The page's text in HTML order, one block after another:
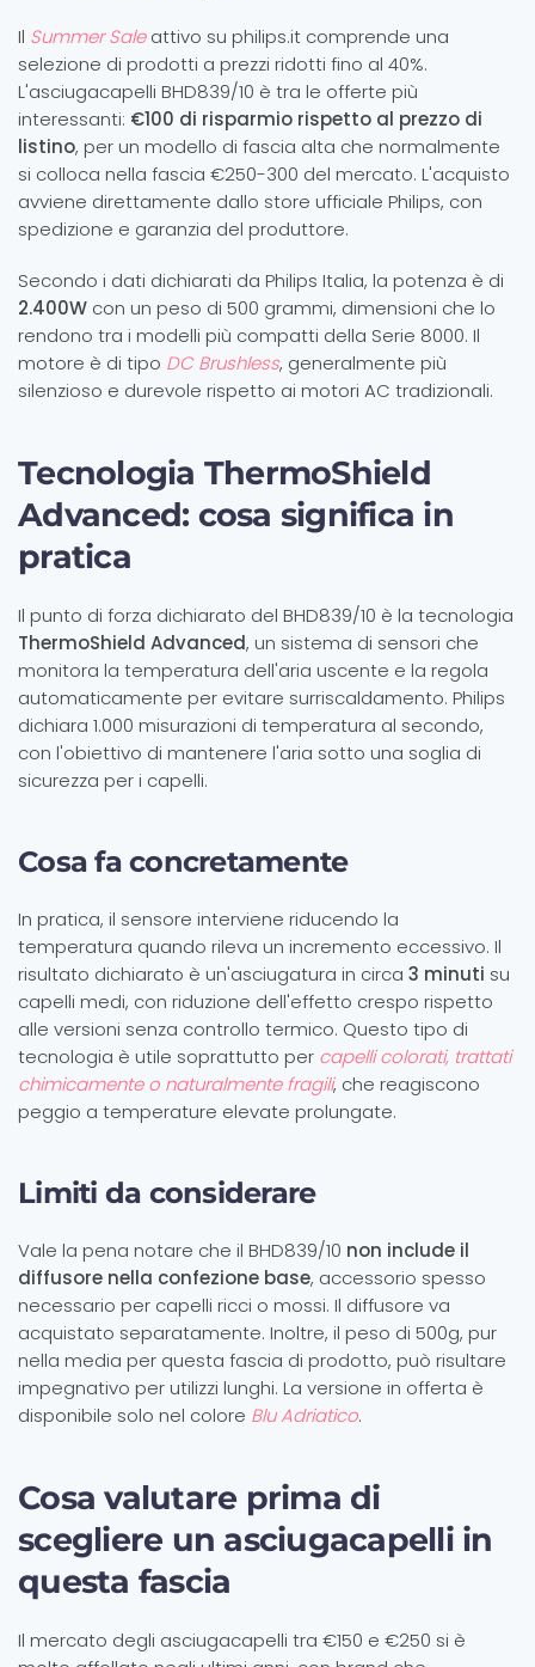
Il Summer Saleattivo su philips.it comprende una
selezione di prodotti a prezzi ridotti fino al 40%.
L'asciugacapelli BHD839/10 è tra le offerte più
interessanti: €100 di risparmio rispetto al prezzo di
listino, per un modello di fascia alta che normalmente
si colloca nella fascia €250-300 del mercato. L'acquisto
avviene direttamente dallo store ufficiale Philips, con
spedizione e garanzia del produttore.
Secondo i dati dichiarati da Philips Italia, la potenza è di
2.400W con un peso di 500 grammi, dimensioni che lo
rendono tra i modelli più compatti della Serie 8000. Il
motore è di tipo DC Brushless, generalmente più
silenzioso e durevole rispetto ai motori AC tradizionali.
Tecnologia ThermoShield
Advanced: cosa significa in
pratica
Il punto di forza dichiarato del BHD839/10 è la tecnologia
ThermoShield Advanced, un sistema di sensori che
monitora la temperatura dell'aria uscente e la regola
automaticamente per evitare surriscaldamento. Philips
dichiara 1.000 misurazioni di temperatura al secondo,
con l'obiettivo di mantenere l'aria sotto una soglia di
sicurezza per i capelli.
Cosa fa concretamente
In pratica, il sensore interviene riducendo la
temperatura quando rileva un incremento eccessivo. Il
risultato dichiarato è un'asciugatura in circa 3 minuti su
capelli medi, con riduzione dell'effetto crespo rispetto
alle versioni senza controllo termico. Questo tipo di
tecnologia è utile soprattutto per capelli colorati, trattati
chimicamente o naturalmente fragili, che reagiscono
peggio a temperature elevate prolungate.
Limiti da considerare
Vale la pena notare che il BHD839/10 non include il
diffusore nella confezione base, accessorio spesso
necessario per capelli ricci o mossi. Il diffusore va
acquistato separatamente. Inoltre, il peso di 500g, pur
nella media per questa fascia di prodotto, può risultare
impegnativo per utilizzi lunghi. La versione in offerta è
disponibile solo nel colore Blu Adriatico.
Cosa valutare prima di
scegliere un asciugacapelli in
questa fascia
Il mercato degli asciugacapelli tra €150 e €250 si è